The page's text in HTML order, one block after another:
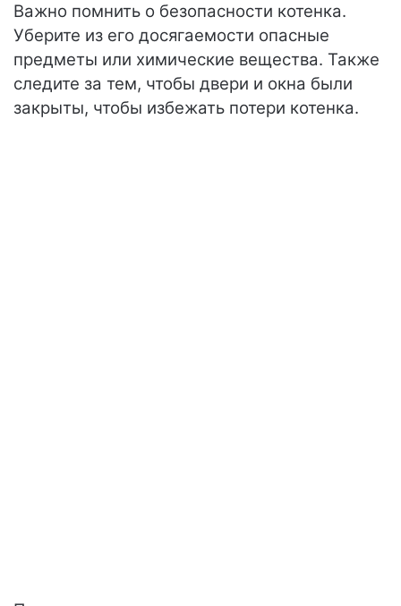
Важно помнить о безопасности котенка.
Уберите из его досягаемости опасные
предметы или химические вещества. Также
следите за тем, чтобы двери и окна были
закрыты, чтобы избежать потери котенка.